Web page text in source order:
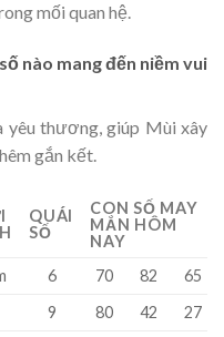
mối quan hệ.
nào mang đến niềm vui
yêu thương, giúp Mùi xây
gắn kết.
QUÁI
SỐ
CON SỐ MAY
MẮN HÔM
NAY
6 70 82
65
9 80 42 27